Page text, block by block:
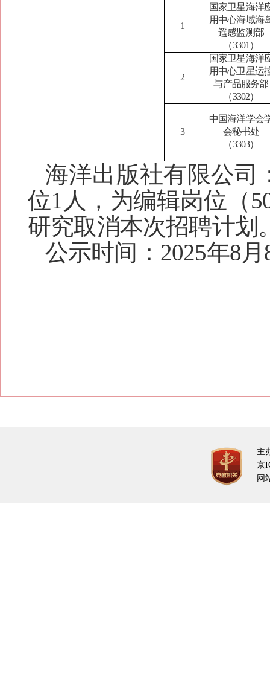
1
国家卫星海洋
用中心海域海
遥感监测部
（3301）
2
国家卫星海洋
用中心卫星运
与产品服务部
（3302）
3
中国海洋学会
会秘书处
（3303）
海洋出版社有限公司
位1人，为编辑岗位（
研究取消本次招聘计划
公示时间：2025年8
主
京
网